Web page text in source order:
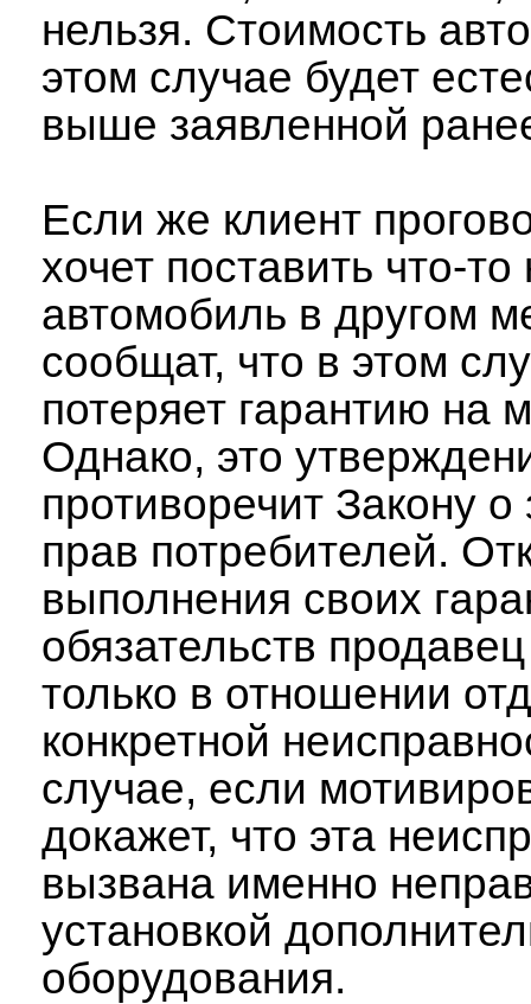
нельзя. Стоимость
этом случае будет
выше заявленной
Если же клиент
хочет поставить что-то
автомобиль в другом
сообщат, что в этом
потеряет гарантию на
Однако, это
противоречит Закону
прав потребителей.
выполнения своих
обязательств
только в отношении
конкретной
случае, если
докажет, что эта
вызвана именно
установкой
оборудования.